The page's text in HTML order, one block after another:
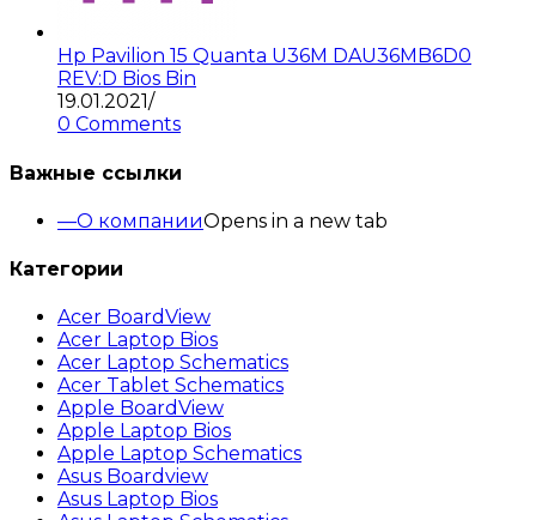
Hp Pavilion 15 Quanta U36M DAU36MB6D0
REV:D Bios Bin
19.01.2021/
0 Comments
Важные ссылки
О компанииOpens in a new tab
Категории
Acer BoardView
Acer Laptop Bios
Acer Laptop Schematics
Acer Tablet Schematics
Apple BoardView
Apple Laptop Bios
Apple Laptop Schematics
Asus Boardview
Asus Laptop Bios